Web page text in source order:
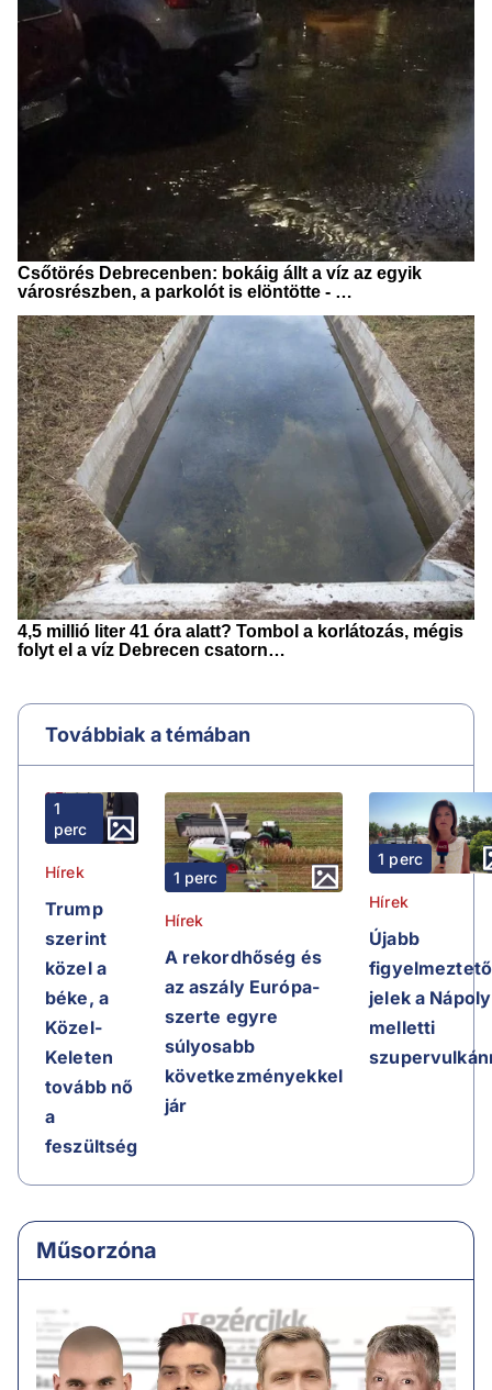
Továbbiak a témában
1
perc
Hírek
Trump
szerint
közel a
béke, a
Közel-
Keleten
tovább nő
a
feszültség
1 perc
Hírek
A rekordhőség és
az aszály Európa-
szerte egyre
súlyosabb
következményekkel
jár
1 perc
Hírek
Újabb
figyelmeztető
jelek a Nápoly
melletti
Műsorzóna